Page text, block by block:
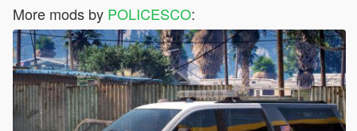
More mods by POLICESCO: